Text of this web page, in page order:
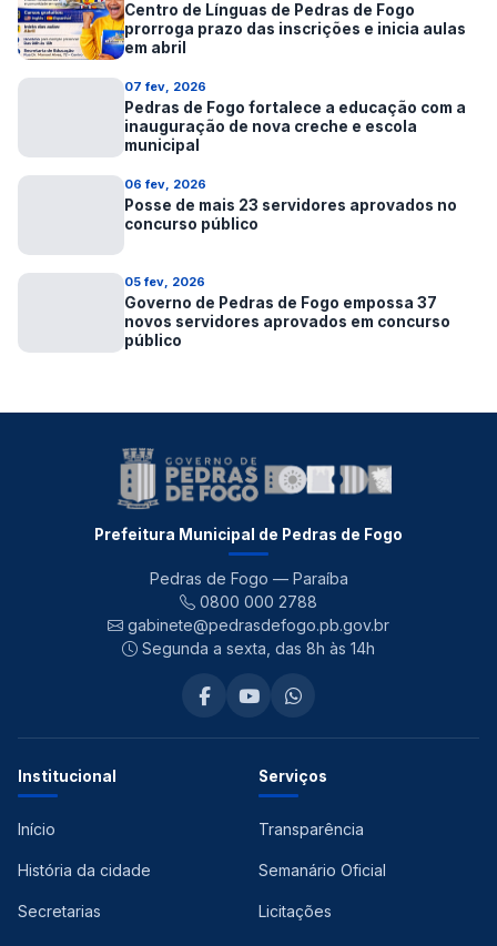
Centro de Línguas de Pedras de Fogo
prorroga prazo das inscrições e inicia aulas
em abril
07 fev, 2026
Pedras de Fogo fortalece a educação com a
inauguração de nova creche e escola
municipal
06 fev, 2026
Posse de mais 23 servidores aprovados no
concurso público
05 fev, 2026
Governo de Pedras de Fogo empossa 37
novos servidores aprovados em concurso
público
Prefeitura Municipal de Pedras de Fogo
Pedras de Fogo — Paraíba
0800 000 2788
gabinete@pedrasdefogo.pb.gov.br
Segunda a sexta, das 8h às 14h
Institucional
Início
História da cidade
Secretarias
Serviços
Transparência
Semanário Oficial
Licitações